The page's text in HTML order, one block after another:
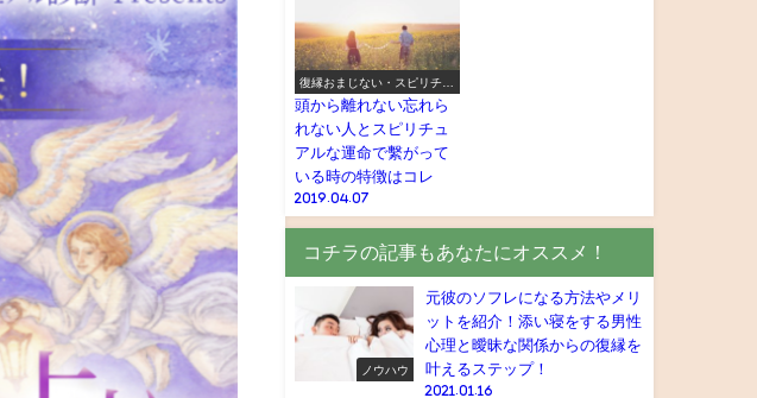
復縁おまじない・スピリチュ
アル
頭から離れない忘れら
れない人とスピリチュ
アルな運命で繫がって
いる時の特徴はコレ
2019.04.07
コチラの記事もあなたにオススメ！
ノウハウ
元彼のソフレになる方法やメリ
ットを紹介！添い寝をする男性
心理と曖昧な関係からの復縁を
叶えるステップ！
2021.01.16